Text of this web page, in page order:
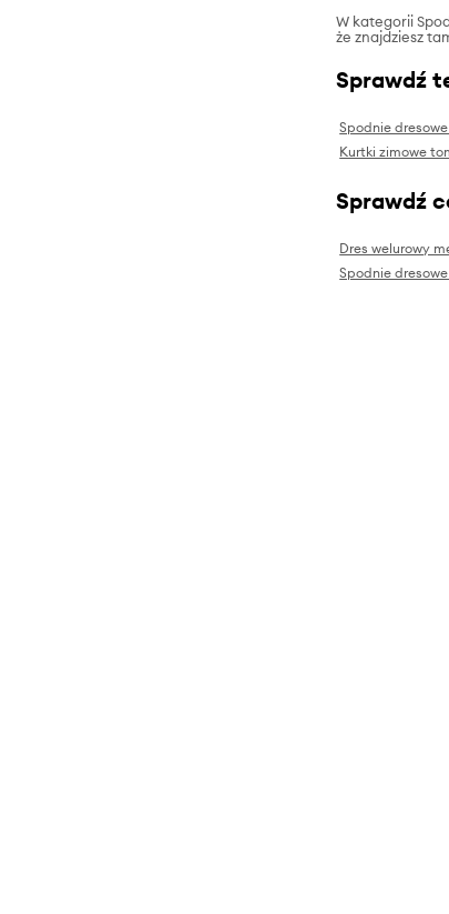
W kategorii
że znajdziesz
Sprawdź
Spodnie
Kurtki zimowe
Sprawdź
Dres welurowy
Spodnie